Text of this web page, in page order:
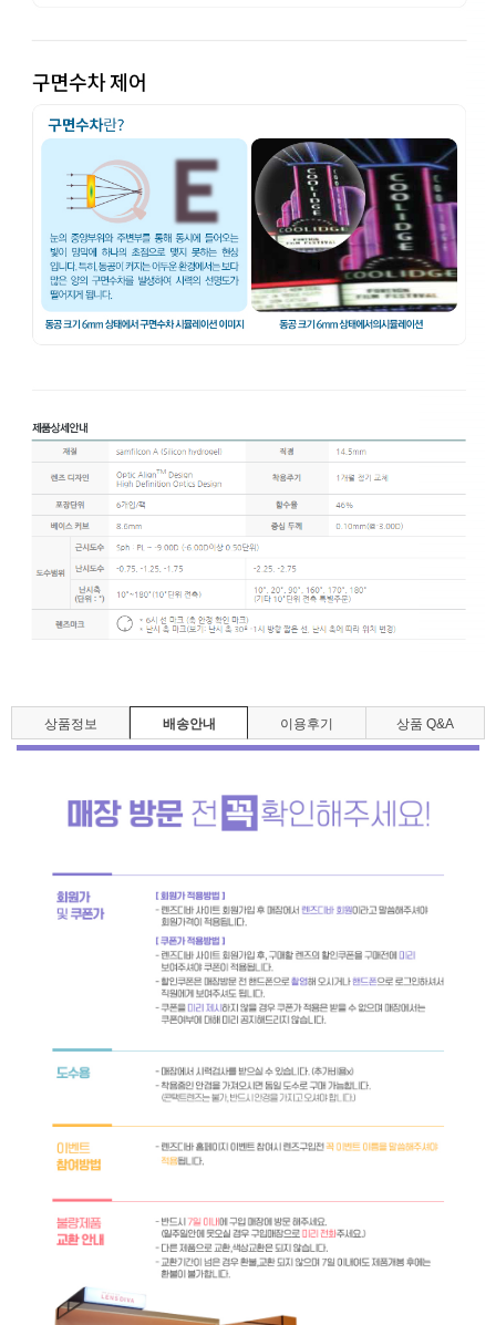
상품정보 배송안내 이용후기 상품 Q&A